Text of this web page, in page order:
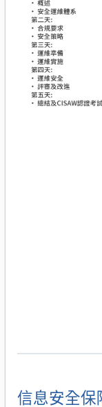
信息安全保